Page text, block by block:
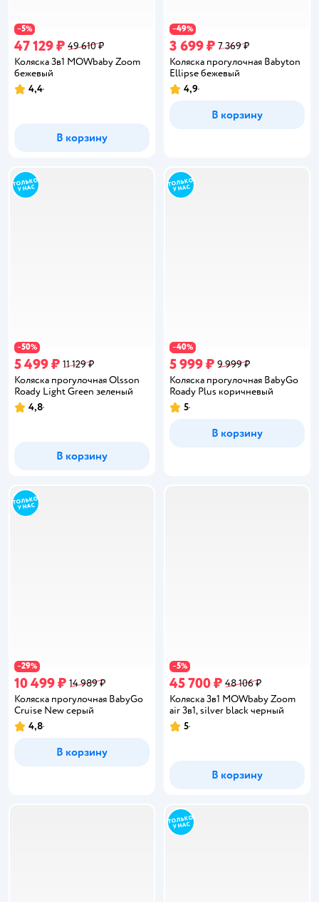
−5%
47 129 ₽ 49 610 ₽
Коляска 3в1 MOWbaby Zoom
бежевый
Рейтинг:
4,4
В корзину
−49%
3 699 ₽ 7 369 ₽
Коляска прогулочная Babyton
Ellipse бежевый
Рейтинг:
4,9
В корзину
−50%
5 499 ₽ 11 129 ₽
Коляска прогулочная Olsson
Roady Light Green зеленый
Рейтинг:
4,8
В корзину
−40%
5 999 ₽ 9 999 ₽
Коляска прогулочная BabyGo
Roady Plus коричневый
Рейтинг:
5
В корзину
−29%
10 499 ₽ 14 989 ₽
Коляска прогулочная BabyGo
Cruise New серый
Рейтинг:
4,8
В корзину
−5%
45 700 ₽ 48 106 ₽
Коляска 3в1 MOWbaby Zoom
air 3в1, silver black черный
Рейтинг:
5
В корзину